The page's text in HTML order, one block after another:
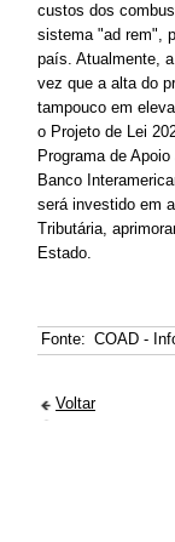
custos dos
sistema "ad rem",
país. Atualmente,
vez que a alta do
tampouco em
o Projeto de Lei
Programa de
Banco
será investido em
Tributária,
Estado.
Fonte: COAD -
Voltar